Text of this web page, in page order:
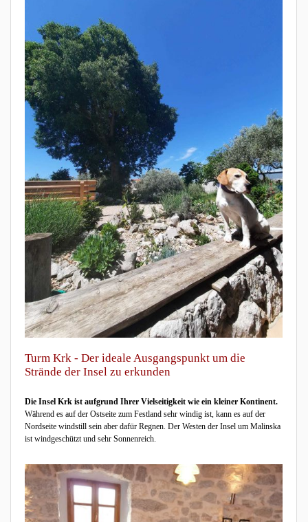
Turm Krk - Der ideale Ausgangspunkt um die
Strände der Insel zu erkunden
Die Insel Krk ist aufgrund Ihrer Vielseitigkeit wie ein kleiner Kontinent.
Während es auf der Ostseite zum Festland sehr windig ist, kann es auf der
Nordseite windstill sein aber dafür Regnen. Der Westen der Insel um Malinska
ist windgeschützt und sehr Sonnenreich.